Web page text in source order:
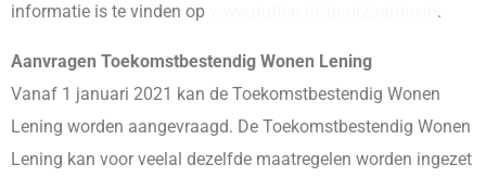
informatie is te vinden op
.
Aanvragen Toekomstbestendig Wonen Lening
Vanaf 1 januari 2021 kan de Toekomstbestendig Wonen
Lening worden aangevraagd. De Toekomstbestendig Wonen
Lening kan voor veelal dezelfde maatregelen worden ingezet